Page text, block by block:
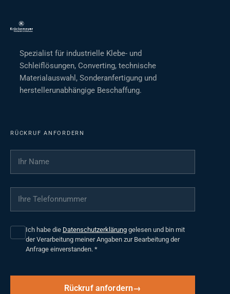
Spezialist für industrielle Klebe- und
Schleiflösungen, Converting, technische
Materialauswahl, Sonderanfertigung und
herstellerunabhängige Beschaffung.
RÜCKRUF ANFORDERN
Ihr Name
Ihre Telefonnummer
Ich habe die Datenschutzerklärung gelesen und bin mit
der Verarbeitung meiner Angaben zur Bearbeitung der
Anfrage einverstanden. *
Rückruf anfordern